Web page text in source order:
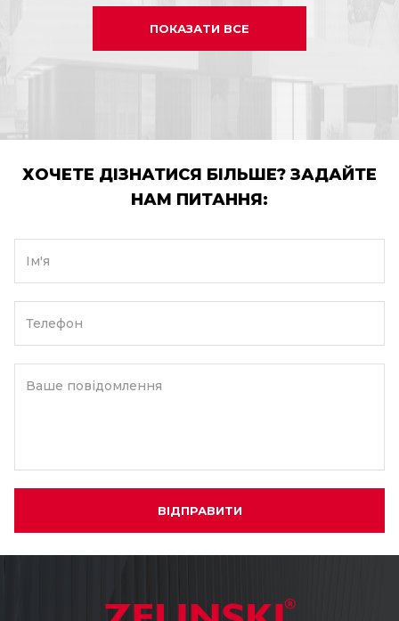
ПОКАЗАТИ ВСЕ
ХОЧЕТЕ ДІЗНАТИСЯ БІЛЬШЕ? ЗАДАЙТЕ
НАМ ПИТАННЯ:
Ім'я
Телефон
Ваше повідомлення
ВІДПРАВИТИ